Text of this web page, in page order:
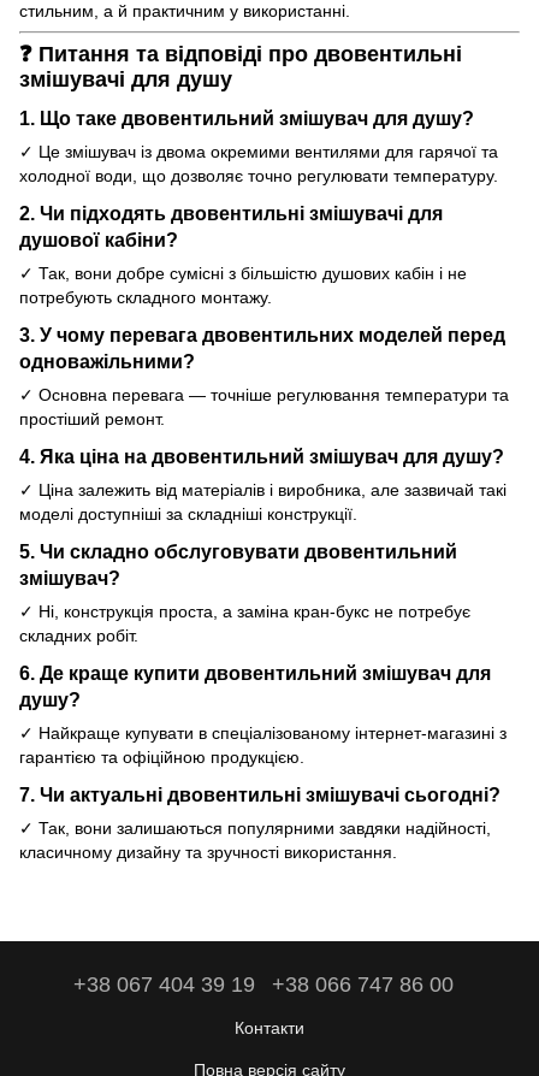
стильним, а й практичним у використанні.
❓ Питання та відповіді про двовентильні
змішувачі для душу
1. Що таке двовентильний змішувач для душу?
✓ Це змішувач із двома окремими вентилями для гарячої та
холодної води, що дозволяє точно регулювати температуру.
2. Чи підходять двовентильні змішувачі для
душової кабіни?
✓ Так, вони добре сумісні з більшістю душових кабін і не
потребують складного монтажу.
3. У чому перевага двовентильних моделей перед
одноважільними?
✓ Основна перевага — точніше регулювання температури та
простіший ремонт.
4. Яка ціна на двовентильний змішувач для душу?
✓ Ціна залежить від матеріалів і виробника, але зазвичай такі
моделі доступніші за складніші конструкції.
5. Чи складно обслуговувати двовентильний
змішувач?
✓ Ні, конструкція проста, а заміна кран-букс не потребує
складних робіт.
6. Де краще купити двовентильний змішувач для
душу?
✓ Найкраще купувати в спеціалізованому інтернет-магазині з
гарантією та офіційною продукцією.
7. Чи актуальні двовентильні змішувачі сьогодні?
✓ Так, вони залишаються популярними завдяки надійності,
класичному дизайну та зручності використання.
+38 067 404 39 19 +38 066 747 86 00
Контакти
Повна версія сайту